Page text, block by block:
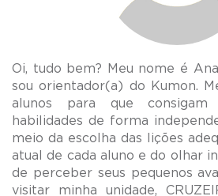
Oi, tudo bem? Meu nome é
sou orientador(a) do Kumon.
alunos para que consigam
habilidades de forma
meio da escolha das lições
atual de cada aluno e do olhar
de perceber seus pequenos
visitar minha unidade,